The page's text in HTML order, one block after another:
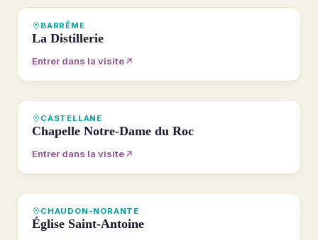
VISITE 360°
BARRÊME
La Distillerie
Entrer dans la visite
VISITE 360°
CASTELLANE
Chapelle Notre-Dame du Roc
Entrer dans la visite
VISITE 360°
CHAUDON-NORANTE
Église Saint-Antoine